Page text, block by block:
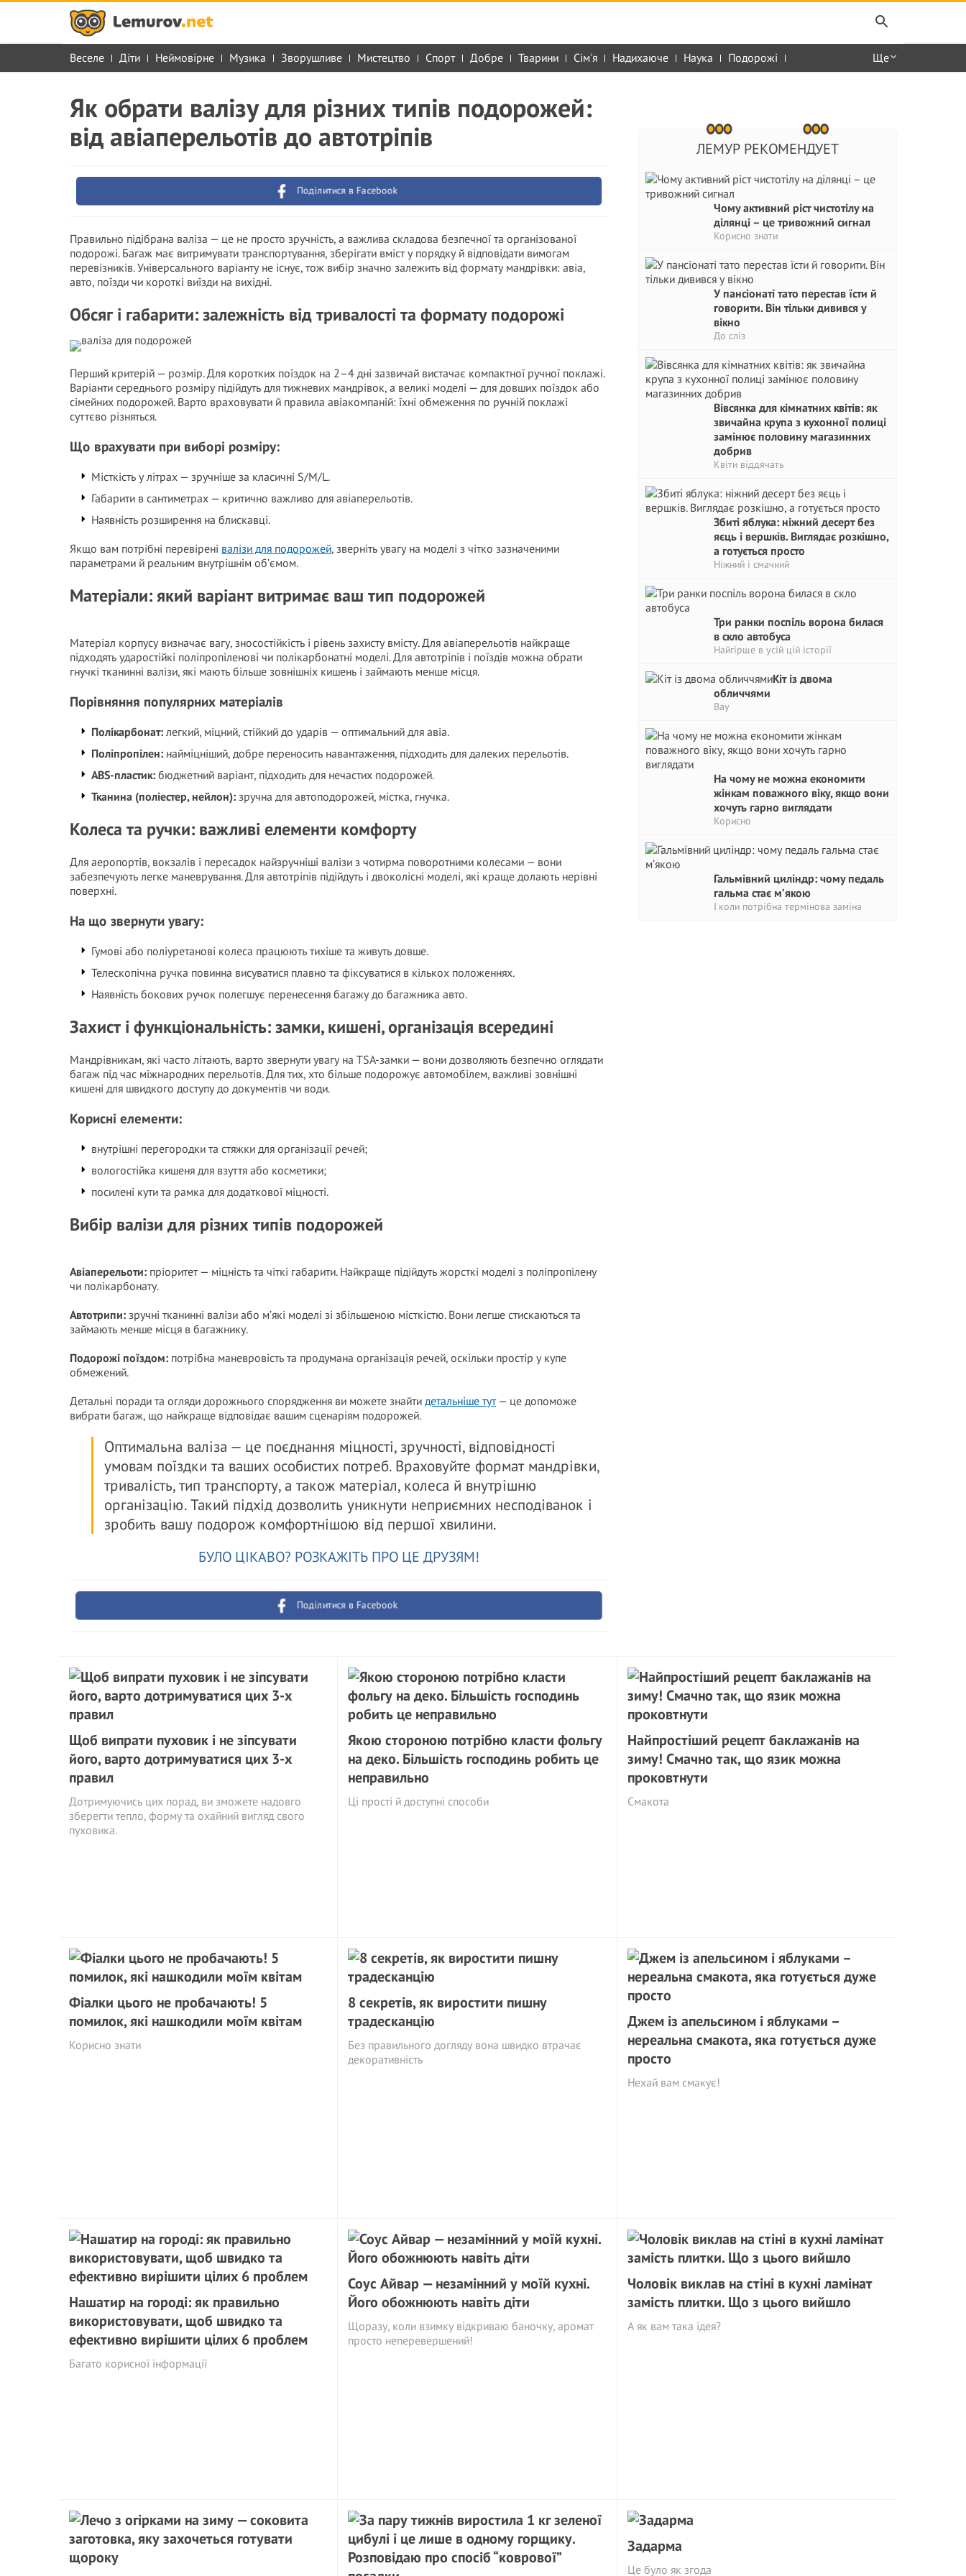
Веселе Діти Неймовірне Музика Зворушливе Мистецтво Спорт Добре Тварини Сім'я Надихаюче Наука Подорожі Ще
ЛЕМУР РЕКОМЕНДУЕТ
Чому активний ріст чистотілу на
ділянці – це тривожний сигнaл
Корисно знати
У пансіонаті тато перестав їсти й
говорити. Він тільки дивився у
вікно
До сліз
Вівсянка для кімнатних квітів: як
звичайна крупа з кухонної полиці
замінює половину магазинних
добрив
Квіти віддячать
Збиті яблука: ніжний десерт без
яєць і вершків. Виглядає розкішно,
а готується просто
Ніжний і смачний
Три ранки поспіль ворона билася
в скло автобуса
Найгірше в усій цій історії
Кіт із двома
обличчями
Вау
На чому не можна економити
жінкам поважного віку, якщо вони
хочуть гарно виглядати
Корисно
Гальмівний циліндр: чому педаль
гальма стає м’якою
І коли потрібна термінова заміна
Як обрати валізу для різних типів подорожей:
від авіаперельотів до автотріпів
Поділитися в Facebook
Правильно підібрана валіза — це не просто зручність, а важлива складова безпечної та організованої
подорожі. Багаж має витримувати транспортування, зберігати вміст у порядку й відповідати вимогам
перевізників. Універсального варіанту не існує, тож вибір значно залежить від формату мандрівки: авіа,
авто, поїзди чи короткі виїзди на вихідні.
Обсяг і габарити: залежність від тривалості та формату подорожі
Перший критерій — розмір. Для коротких поїздок на 2–4 дні зазвичай вистачає компактної ручної поклажі.
Варіанти середнього розміру підійдуть для тижневих мандрівок, а великі моделі — для довших поїздок або
сімейних подорожей. Варто враховувати й правила авіакомпаній: їхні обмеження по ручній поклажі
суттєво різняться.
Що врахувати при виборі розміру:
Місткість у літрах — зручніше за класичні S/M/L.
Габарити в сантиметрах — критично важливо для авіаперельотів.
Наявність розширення на блискавці.
Якщо вам потрібні перевірені валізи для подорожей, зверніть увагу на моделі з чітко зазначеними
параметрами й реальним внутрішнім об’ємом.
Матеріали: який варіант витримає ваш тип подорожей
Матеріал корпусу визначає вагу, зносостійкість і рівень захисту вмісту. Для авіаперельотів найкраще
підходять ударостійкі поліпропіленові чи полікарбонатні моделі. Для автотріпів і поїздів можна обрати
гнучкі тканинні валізи, які мають більше зовнішніх кишень і займають менше місця.
Порівняння популярних матеріалів
Полікарбонат: легкий, міцний, стійкий до ударів — оптимальний для авіа.
Поліпропілен: найміцніший, добре переносить навантаження, підходить для далеких перельотів.
ABS-пластик: бюджетний варіант, підходить для нечастих подорожей.
Тканина (поліестер, нейлон): зручна для автоподорожей, містка, гнучка.
Колеса та ручки: важливі елементи комфорту
Для аеропортів, вокзалів і пересадок найзручніші валізи з чотирма поворотними колесами — вони
забезпечують легке маневрування. Для автотріпів підійдуть і двоколісні моделі, які краще долають нерівні
поверхні.
На що звернути увагу:
Гумові або поліуретанові колеса працюють тихіше та живуть довше.
Телескопічна ручка повинна висуватися плавно та фіксуватися в кількох положеннях.
Наявність бокових ручок полегшує перенесення багажу до багажника авто.
Захист і функціональність: замки, кишені, організація всередині
Мандрівникам, які часто літають, варто звернути увагу на TSA-замки — вони дозволяють безпечно оглядати
багаж під час міжнародних перельотів. Для тих, хто більше подорожує автомобілем, важливі зовнішні
кишені для швидкого доступу до документів чи води.
Корисні елементи:
внутрішні перегородки та стяжки для організації речей;
вологостійка кишеня для взуття або косметики;
посилені кути та рамка для додаткової міцності.
Вибір валізи для різних типів подорожей
Авіаперельоти: пріоритет — міцність та чіткі габарити. Найкраще підійдуть жорсткі моделі з поліпропілену
чи полікарбонату.
Автотрипи: зручні тканинні валізи або м’які моделі зі збільшеною місткістю. Вони легше стискаються та
займають менше місця в багажнику.
Подорожі поїздом: потрібна маневровість та продумана організація речей, оскільки простір у купе
обмежений.
Детальні поради та огляди дорожнього спорядження ви можете знайти детальніше тут— це допоможе
вибрати багаж, що найкраще відповідає вашим сценаріям подорожей.
Оптимальна валіза — це поєднання міцності, зручності, відповідності
умовам поїздки та ваших особистих потреб. Враховуйте формат мандрівки,
тривалість, тип транспорту, а також матеріал, колеса й внутрішню
організацію. Такий підхід дозволить уникнути неприємних несподіванок і
зробить вашу подорож комфортнішою від першої хвилини.
БУЛО ЦІКАВО? РОЗКАЖІТЬ ПРО ЦЕ ДРУЗЯМ!
Поділитися в Facebook
Щоб випрати пуховик і не зіпсувати
його, варто дотримуватися цих 3-х
правил
Дотримуючись цих порад, ви зможете надовго
зберегти тепло, форму та охайний вигляд свого
пуховика.
Якою стороною потрібно класти фольгу
на деко. Більшість господинь робить це
неправильно
Ці прості й доступні способи
Найпростіший рецепт баклажанів на
зиму! Смачно так, що язик можна
проковтнути
Смакота
Фіалки цього не пробачають! 5
помилок, які нашкодили моїм квітам
Корисно знати
8 секретів, як виростити пишну
традесканцію
Без правильного догляду вона швидко втрачає
декоративність
Джем із апельсином і яблуками –
нереальна смакота, яка готується дуже
просто
Нехай вам смакує!
Нашатир на городі: як правильно
використовувати, щоб швидко та
ефективно вирішити цілих 6 проблем
Багато корисної інформації
Соус Айвар — незамінний у моїй кухні.
Його обожнюють навіть діти
Щоразу, коли взимку відкриваю баночку, аромат
просто неперевершений!
Чоловік виклав на стіні в кухні ламінат
замість плитки. Що з цього вийшло
А як вам така ідея?
Задарма
Це було як згода